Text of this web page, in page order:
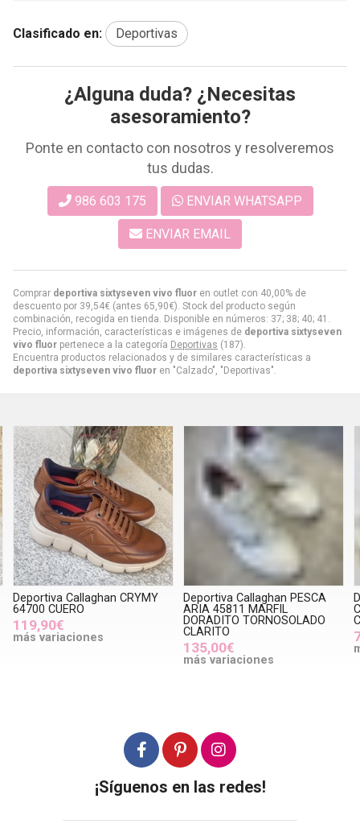
Comprar deportiva sixtyseven vivo fluor en outlet con 40,00% de
descuento por 39,54€ (antes 65,90€). Stock del producto según
combinación, recogida en tienda. Disponible en números: 37; 38; 40; 41.
Precio, información, características e imágenes de deportiva sixtyseven
vivo fluor pertenece a la categoría Deportivas (187).
Encuentra productos relacionados y de similares características a
deportiva sixtyseven vivo fluor en "Calzado", "Deportivas".
Clasificado en: Deportivas
¿Alguna duda? ¿Necesitas
asesoramiento?
Ponte en contacto con nosotros y resolveremos
tus dudas.
986 603 175 ENVIAR WHATSAPP
ENVIAR EMAIL
Deportiva Callaghan CRYMY
64700 CUERO
119,90€
más variaciones
Deportiva Callaghan PESCA
ARIA 45811 MARFIL
DORADITO TORNOSOLADO
CLARITO
135,00€
más variaciones
¡Síguenos en las redes!